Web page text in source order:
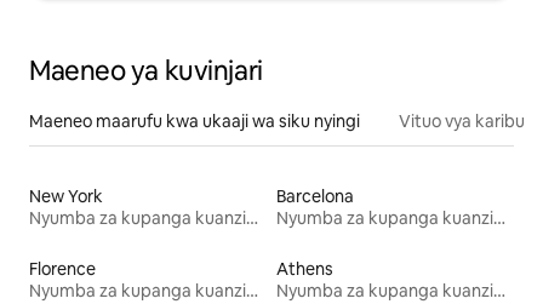
Maeneo ya kuvinjari
Maeneo maarufu kwa ukaaji wa siku nyingi Vituo vya karibu
New York
Nyumba za kupanga kuanzia mwezi mmoja
Barcelona
Nyumba za kupanga kuanzia mwezi mmoja
Florence
Nyumba za kupanga kuanzia mwezi mmoja
Athens
Nyumba za kupanga kuanzia mwezi mmoja